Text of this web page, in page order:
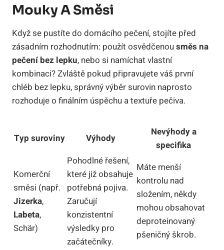
Mouky A Směsi
Když se pustíte do domácího pečení, stojíte před
zásadním rozhodnutím: použít osvědčenousměs na
pečení bez lepku, nebo si namíchat vlastní
kombinaci? Zvláště pokud připravujete váš první
chléb bez lepku, správný výběr surovin naprosto
rozhoduje o finálním úspěchu a textuře pečiva.
Typ suroviny Výhody
Nevýhody a
specifika
Komerční
směsi (např.
Jizerka,
Labeta,
Schär)
Pohodlné řešení,
které již obsahuje
potřebná pojiva.
Zaručují
konzistentní
výsledky pro
začátečníky.
Máte menší
kontrolu nad
složením, někdy
mohou obsahovat
deproteinovaný
pšeničný škrob.